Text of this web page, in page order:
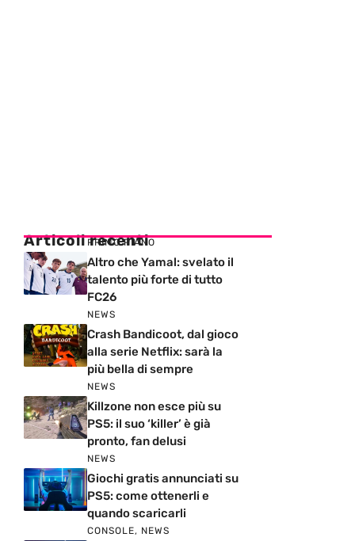
Articoli recenti
PRIMO PIANO
Altro che Yamal: svelato il
talento più forte di tutto
FC26
NEWS
Crash Bandicoot, dal gioco
alla serie Netflix: sarà la
più bella di sempre
NEWS
Killzone non esce più su
PS5: il suo ‘killer’ è già
pronto, fan delusi
NEWS
Giochi gratis annunciati su
PS5: come ottenerli e
quando scaricarli
CONSOLE, NEWS